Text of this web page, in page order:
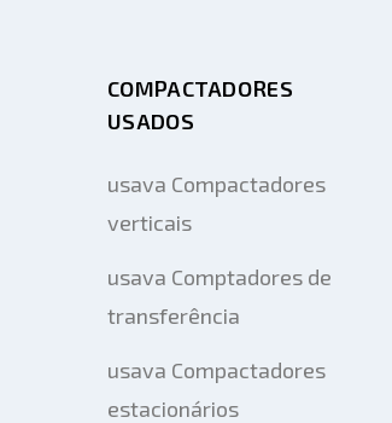
COMPACTADORES
USADOS
usava Compactadores
verticais
usava Comptadores de
transferência
usava Compactadores
estacionários